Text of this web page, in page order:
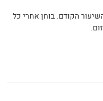
7 ימים לאחר השיעור הקודם. בוחן אחרי כל